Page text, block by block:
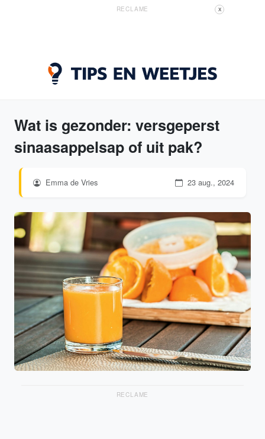
RECLAME X
Wat is gezonder: versgeperst
sinaasappelsap of uit pak?
Emma de Vries 23 aug., 2024
RECLAME